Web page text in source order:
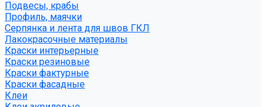
Подвесы, крабы
Профиль, маячки
Серпянка и лента для швов ГКЛ
Лакокрасочные материалы
Краски интерьерные
Краски резиновые
Краски фактурные
Краски фасадные
Клеи